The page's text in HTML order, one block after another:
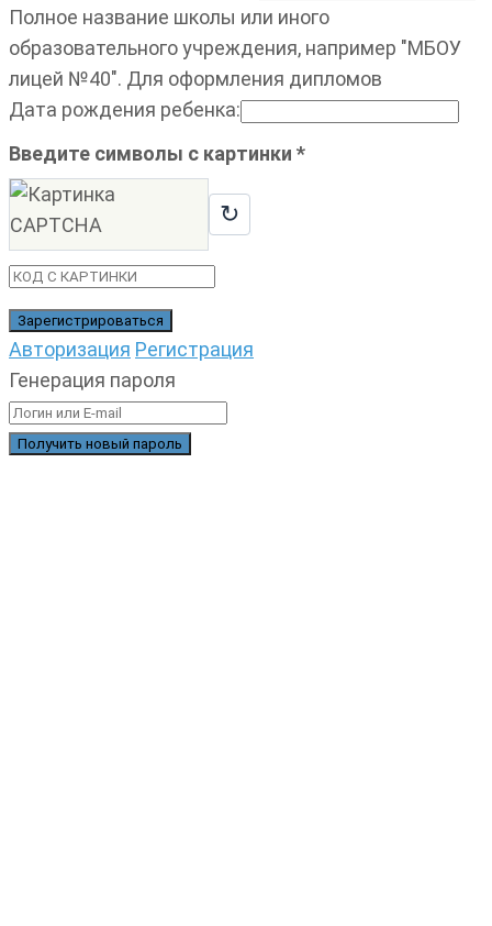
Полное название школы или иного
образовательного учреждения, например "МБОУ
лицей №40". Для оформления дипломов
Дата рождения ребенка:
Введите символы с картинки *
↻
Авторизация Регистрация
Генерация пароля